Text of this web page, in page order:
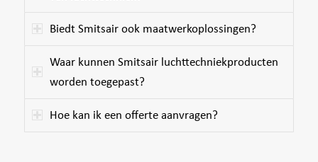
Biedt Smitsair ook maatwerkoplossingen?
Waar kunnen Smitsair luchttechniekproducten
worden toegepast?
Hoe kan ik een offerte aanvragen?